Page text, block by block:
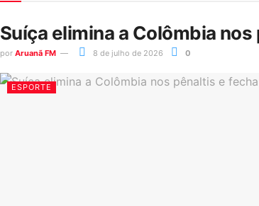
Suíça elimina a Colômbia
por Aruanã FM 8 de julho de 2026 0
ESPORTE